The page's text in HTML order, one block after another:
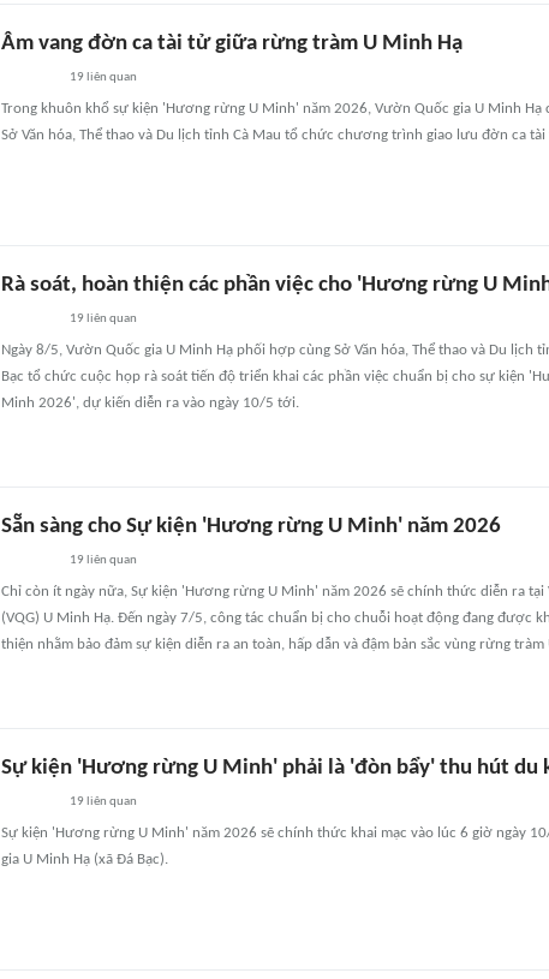
Âm vang đờn ca tài tử giữa rừng tràm U Minh Hạ
19 liên quan
Trong khuôn khổ sự kiện 'Hương rừng U Minh' năm 2026, Vườn Quốc gia U Minh
Sở Văn hóa, Thể thao và Du lịch tỉnh Cà Mau tổ chức chương trình giao lưu đờn ca tài
Rà soát, hoàn thiện các phần việc cho 'Hương rừng U
19 liên quan
Ngày 8/5, Vườn Quốc gia U Minh Hạ phối hợp cùng Sở Văn hóa, Thể thao và Du lịch
Bạc tổ chức cuộc họp rà soát tiến độ triển khai các phần việc chuẩn bị cho sự kiện
Minh 2026', dự kiến diễn ra vào ngày 10/5 tới.
Sẵn sàng cho Sự kiện 'Hương rừng U Minh' năm 2026
19 liên quan
Chỉ còn ít ngày nữa, Sự kiện 'Hương rừng U Minh' năm 2026 sẽ chính thức diễn ra tại
(VQG) U Minh Hạ. Đến ngày 7/5, công tác chuẩn bị cho chuỗi hoạt động đang được
thiện nhằm bảo đảm sự kiện diễn ra an toàn, hấp dẫn và đậm bản sắc vùng rừng tràm
Sự kiện 'Hương rừng U Minh' phải là 'đòn bẩy' thu hút du
19 liên quan
Sự kiện 'Hương rừng U Minh' năm 2026 sẽ chính thức khai mạc vào lúc 6 giờ ngày
gia U Minh Hạ (xã Đá Bạc).